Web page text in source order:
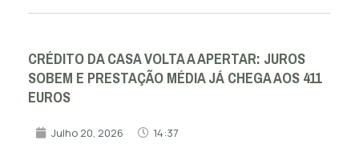
CRÉDITO DA CASA VOLTA A APERTAR: JUROS
SOBEM E PRESTAÇÃO MÉDIA JÁ CHEGA AOS 411
EUROS
Julho 20, 2026 14:37